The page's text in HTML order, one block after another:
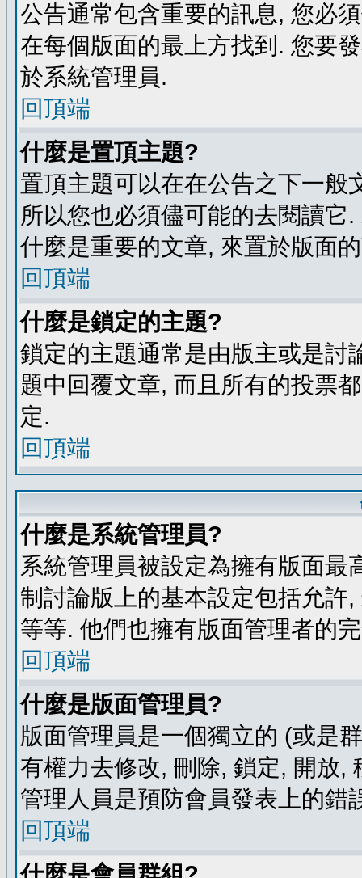
公告通常包含重要的訊息, 您必
在每個版面的最上方找到. 您要
於系統管理員.
回頂端
什麼是置頂主題?
置頂主題可以在在公告之下一般
所以您也必須儘可能的去閱讀
什麼是重要的文章, 來置於版面
回頂端
什麼是鎖定的主題?
鎖定的主題通常是由版主或是討
題中回覆文章, 而且所有的投票
定.
回頂端
什麼是系統管理員?
系統管理員被設定為擁有版面最
制討論版上的基本設定包括允許
等等. 他們也擁有版面管理者的
回頂端
什麼是版面管理員?
版面管理員是一個獨立的 (或是
有權力去修改, 刪除, 鎖定, 開放,
管理人員是預防會員發表上的錯
回頂端